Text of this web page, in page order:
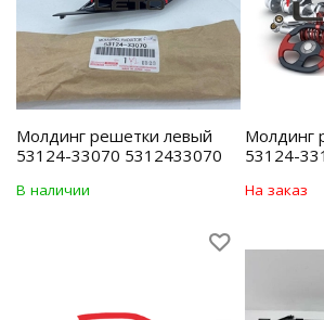
Молдинг решетки левый
53124-33070 5312433070
В наличии
Молдинг
53124-
На заказ